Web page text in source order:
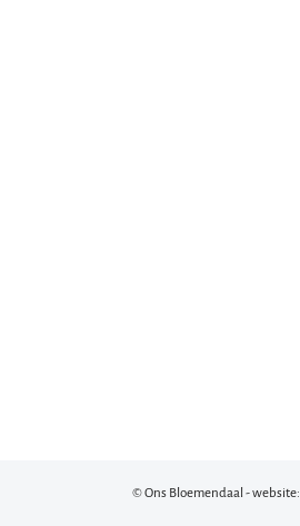
© Ons Bloemendaal - website: